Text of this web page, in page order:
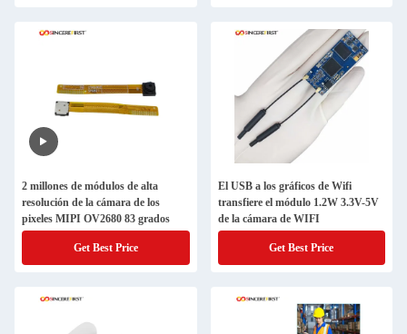
2 millones de módulos de alta
resolución de la cámara de los
pixeles MIPI OV2680 83 grados
Get Best Price
El USB a los gráficos de Wifi
transfiere el módulo 1.2W 3.3V-5V
de la cámara de WIFI
Get Best Price